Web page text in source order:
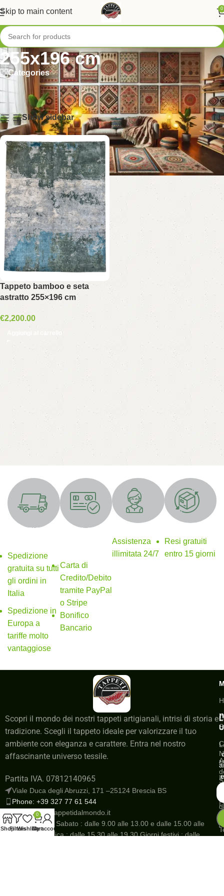
Skip to main content 0
255x196 cm
Categories
Prodotto Dimensione/ 255x196 cm
Visualizzazione del risultato
Show sidebar
Tappeto bamboo e seta
astratto 255×196 cm
€2,200.00
Aggiungi al carrello
SPEDIZIONE
Spedizione
gratuita su tutti
gli ordini in
Italia
Spedizione in
Europa a
tariffe molto
vantaggiose
Metodi di
Carta di
Credito/Debito
tramite PayPal
o Stripe
Bonifico
Bancario
Supporto 24/7
Assistenza
illimitata 24/7
Resi gratuiti
Resi gratuiti
entro 15 giorni
Scopri il mondo dei nostri tappeti artigianali, intrisi di storia e
tradizione. Scegli il tappeto ideale per valorizzare il tuo
ambiente con eleganza e carattere. Entra nel nostro
affascinante universo tessile.
Partita IVA. 07812140965
Viale Duca degli Abruzzi, 171 –25124 Brescia BS
Phone: +39 327 77 61 544
Email: info@tappetidalmondo.it
Dal Lunedì al Sabato : dalle 9.00 alle 13.00 e dalle 15.00 alle
19.30 Domenica : dalle 15.30 alle 19.30 Giorni festivi : dalle
I
ShopFiltersWishlist
0
Cart
My account